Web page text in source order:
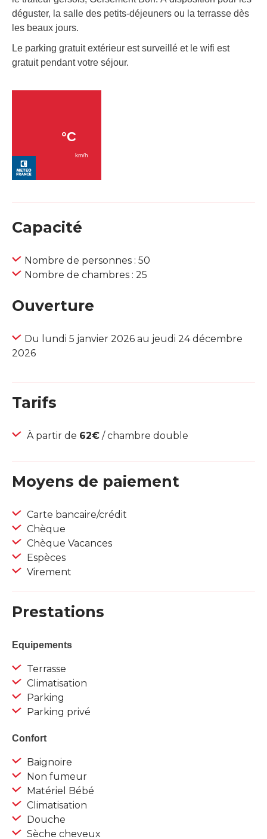
déguster, la salle des petits-déjeuners ou la terrasse dès
les beaux jours.
Le parking gratuit extérieur est surveillé et le wifi est
gratuit pendant votre séjour.
Capacité
Nombre de personnes : 50
Nombre de chambres : 25
Ouverture
Du lundi 5 janvier 2026 au jeudi 24 décembre
2026
Tarifs
À partir de 62€ / chambre double
Moyens de paiement
Carte bancaire/crédit
Chèque
Chèque Vacances
Espèces
Virement
Prestations
Equipements
Terrasse
Climatisation
Parking
Parking privé
Confort
Baignoire
Non fumeur
Matériel Bébé
Climatisation
Douche
Sèche cheveux